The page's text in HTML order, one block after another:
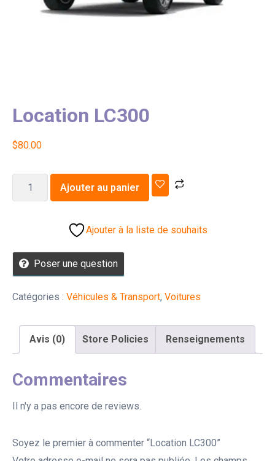
Location LC300
$80.00
Ajouter au panier
Ajouter à la liste de souhaits
Poser une question
Catégories : Véhicules & Transport, Voitures
Avis (0) Store Policies Renseignements
Commentaires
Il n'y a pas encore de reviews.
Soyez le premier à commenter “Location LC300”